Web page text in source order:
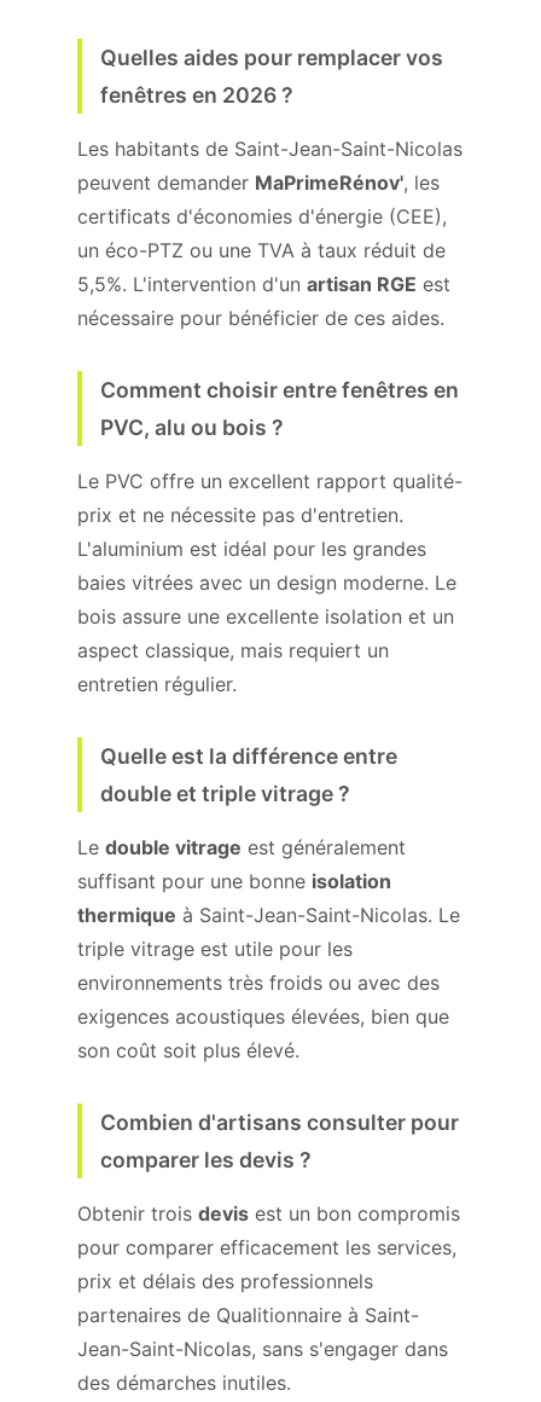
Quelles aides pour remplacer vos
fenêtres en 2026 ?
Les habitants de Saint-Jean-Saint-Nicolas
peuvent demander MaPrimeRénov', les
certificats d'économies d'énergie (CEE),
un éco-PTZ ou une TVA à taux réduit de
5,5%. L'intervention d'un artisan RGE est
nécessaire pour bénéficier de ces aides.
Comment choisir entre fenêtres en
PVC, alu ou bois ?
Le PVC offre un excellent rapport qualité-
prix et ne nécessite pas d'entretien.
L'aluminium est idéal pour les grandes
baies vitrées avec un design moderne. Le
bois assure une excellente isolation et un
aspect classique, mais requiert un
entretien régulier.
Quelle est la différence entre
double et triple vitrage ?
Le double vitrage est généralement
suffisant pour une bonne isolation
thermique à Saint-Jean-Saint-Nicolas. Le
triple vitrage est utile pour les
environnements très froids ou avec des
exigences acoustiques élevées, bien que
son coût soit plus élevé.
Combien d'artisans consulter pour
comparer les devis ?
Obtenir trois devis est un bon compromis
pour comparer efficacement les services,
prix et délais des professionnels
partenaires de Qualitionnaire à Saint-
Jean-Saint-Nicolas, sans s'engager dans
des démarches inutiles.